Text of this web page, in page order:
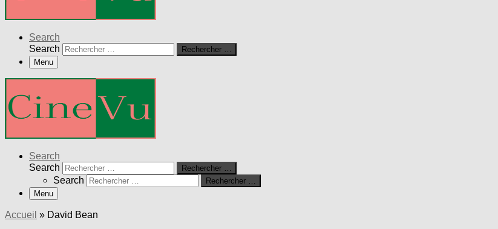
Search
Search
Rechercher …
Menu
Search
Search
Rechercher …
Search
Rechercher …
Menu
Accueil » David Bean